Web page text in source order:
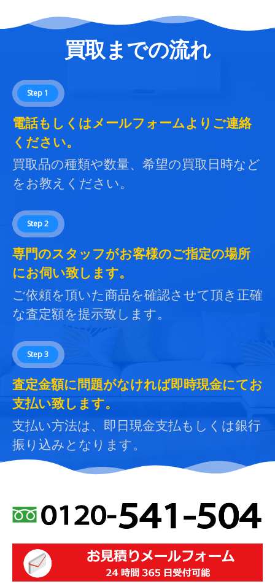
買取までの流れ
Step 1
電話もしくはメールフォームよりご連絡
ください。
買取品の種類や数量、希望の買取日時など
をお教えください。
Step 2
専門のスタッフがお客様のご指定の場所
にお伺い致します。
ご依頼を頂いた商品を確認させて頂き正確
な査定額を提示致します。
Step 3
査定金額に問題がなければ即時現金にてお
支払い致します。
支払い方法は、即日現金支払もしくは銀行
振り込みとなります。